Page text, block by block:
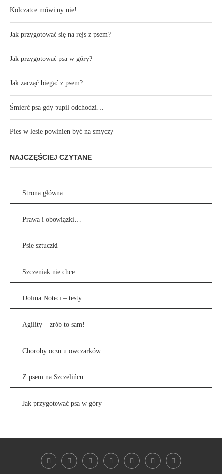
Kolczatce mówimy nie!
Jak przygotować się na rejs z psem?
Jak przygotować psa w góry?
Jak zacząć biegać z psem?
Śmierć psa gdy pupil odchodzi…
Pies w lesie powinien być na smyczy
NAJCZĘŚCIEJ CZYTANE
Strona główna
Prawa i obowiązki…
Psie sztuczki
Szczeniak nie chce…
Dolina Noteci – testy
Agility – zrób to sam!
Choroby oczu u owczarków
Z psem na Szczelińcu…
Jak przygotować psa w góry